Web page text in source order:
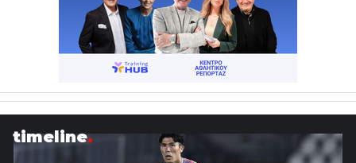
timeline